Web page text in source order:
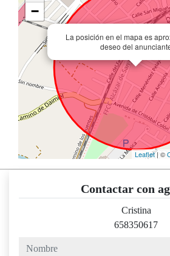
La posición en el mapa es
deseo del
−
Leaflet| ©
Contactar con
Cristina
658350617
nombre